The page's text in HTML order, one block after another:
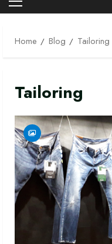
Primary
Home
Blog Tailoring
Tailoring